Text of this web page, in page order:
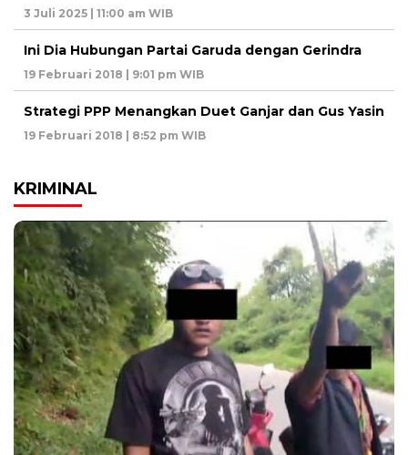
3 Juli 2025 | 11:00 am WIB
Ini Dia Hubungan Partai Garuda dengan Gerindra
19 Februari 2018 | 9:01 pm WIB
Strategi PPP Menangkan Duet Ganjar dan Gus Yasin
19 Februari 2018 | 8:52 pm WIB
KRIMINAL